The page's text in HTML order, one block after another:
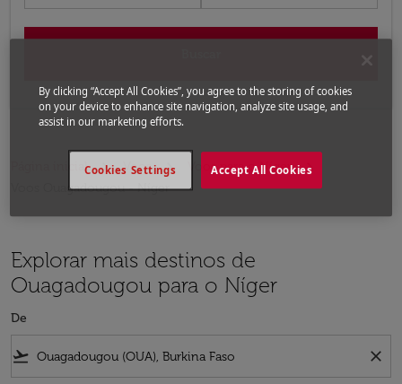
Página inicial Voos
Voos para o Níger
Voos Ouagadougou - Níger
Explorar mais destinos de
Ouagadougou para o Níger
De
flight_takeoff close
By clicking “Accept All Cookies”, you agree to the storing of cookies
on your device to enhance site navigation, analyze site usage, and
assist in our marketing efforts.
Accept All Cookies
Cookies Settings